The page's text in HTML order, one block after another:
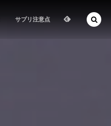
サプリ注意点